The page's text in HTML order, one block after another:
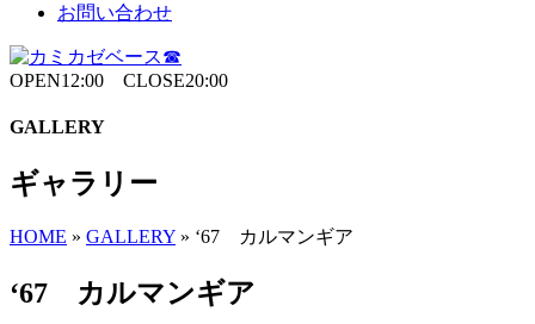
お問い合わせ
OPEN12:00 CLOSE20:00
GALLERY
ギャラリー
HOME » GALLERY » ‘67 カルマンギア
‘67 カルマンギア